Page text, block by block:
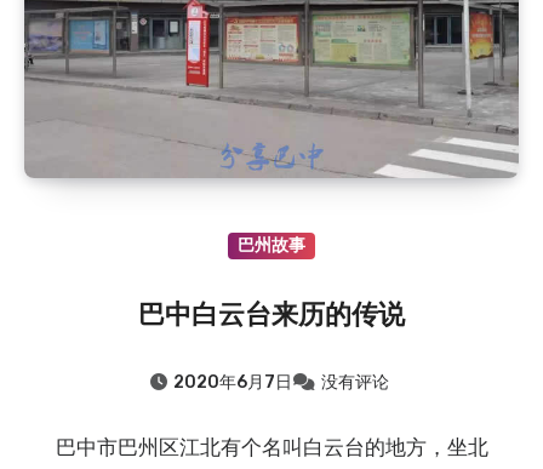
巴州故事
巴中白云台来历的传说
2020年6月7日 没有评论
巴中市巴州区江北有个名叫白云台的地方，坐北